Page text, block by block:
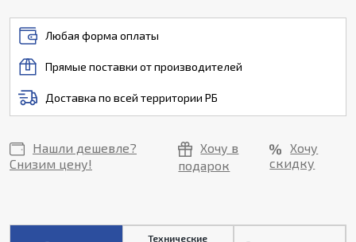
Любая форма оплаты
Прямые поставки от производителей
Доставка по всей территории РБ
Нашли дешевле?
Снизим цену!
Хочу в
подарок
Хочу
скидку
Технические